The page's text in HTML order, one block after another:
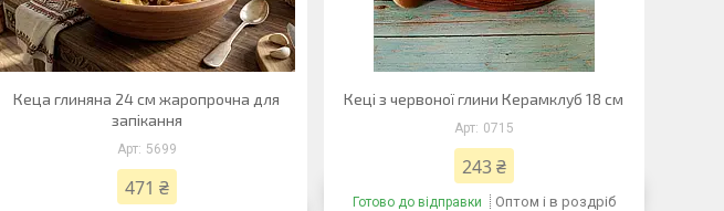
Кеца глиняна 24 см жаропрочна для
запікання
5699
471 ₴
Кеці з червоної глини Керамклуб 18 см
0715
243 ₴
Готово до відправки Оптом і в роздріб